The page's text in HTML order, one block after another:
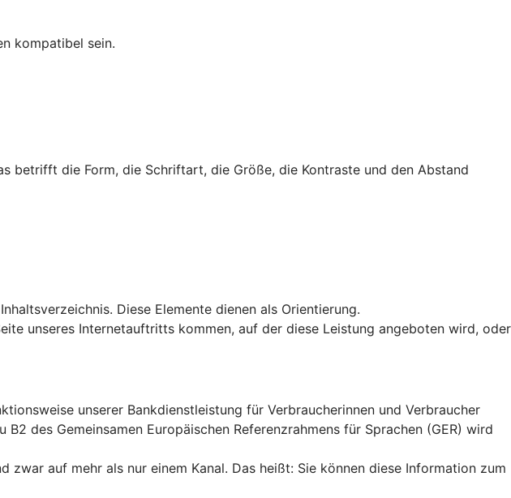
kompatibel sein.
betrifft die Form, die Schriftart, die Größe, die Kontraste und den Abstand
Diese Elemente dienen als Orientierung.
unseres Internetauftritts kommen, auf der diese Leistung angeboten wird, oder
unserer Bankdienstleistung für Verbraucherinnen und Verbraucher
des Gemeinsamen Europäischen Referenzrahmens für Sprachen (GER) wird
auf mehr als nur einem Kanal. Das heißt: Sie können diese Information zum